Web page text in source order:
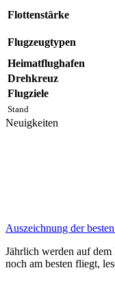
Stand
Flottenstärke
Flugzeugtypen
Heimatflughafen
Drehkreuz
Flugziele
Neuigkeiten
Auszeichnung der
Jährlich werden auf
noch am besten fliegt,